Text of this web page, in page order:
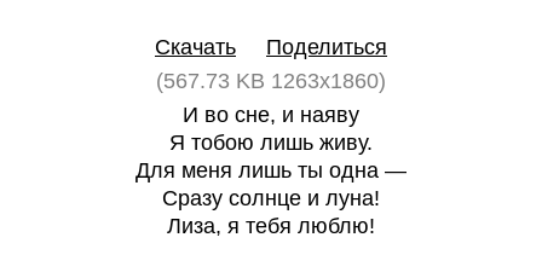
Скачать
Поделиться
(567.73 KB 1263x1860)
И во сне, и наяву
Я тобою лишь живу.
Для меня лишь ты одна —
Сразу солнце и луна!
Лиза, я тебя люблю!